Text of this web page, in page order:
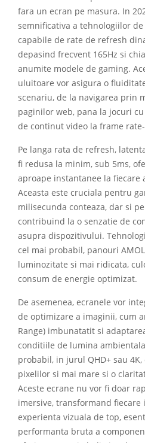
fara un ecran pe masura. In
semnificativa a tehnologiilor de
capabile de rate de refresh
depasind frecvent 165Hz si
anumite modele de gaming.
uluitoare vor asigura o
scenariu, de la navigarea prin
paginilor web, pana la jocuri
de continut video la frame
Pe langa rata de refresh,
fi redusa la minim, sub 5ms,
aproape instantanee la fiecare
Aceasta este cruciala pentru
milisecunda conteaza, dar si
contribuind la o senzatie de
asupra dispozitivului.
cel mai probabil, panouri
luminozitate si mai ridicata,
consum de energie optimizat.
De asemenea, ecranele vor
de optimizare a imaginii, cum
Range) imbunatatit si
conditiile de lumina
probabil, in jurul QHD+ sau
pixelilor si mai mare si o
Aceste ecrane nu vor fi doar
imersive, transformand
experienta vizuala de top,
performanta bruta a